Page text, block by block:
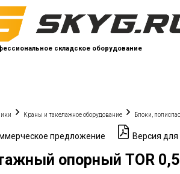
складское оборудование
Краны и такелажное оборудование Блоки,
предложение Версия
опорный TOR